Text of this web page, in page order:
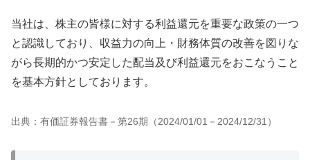
当社は、株主の皆様に対する利益還元を重要な政策の一つ
と認識しており、収益力の向上・財務体質の改善を図りな
がら長期的かつ安定した配当及び利益還元をおこなうこと
を基本方針としております。
出典：有価証券報告書－第26期（2024/01/01－2024/12/31）